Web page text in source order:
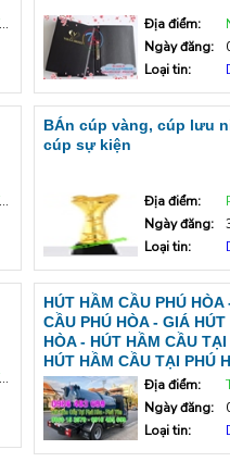
Địa điểm:
Ngày đăng:
Loại tin:
BÁn cúp vàng, cúp lưu
cúp sự kiện
Địa điểm:
Ngày đăng:
Loại tin:
HÚT HẦM CẦU PHÚ HÒA
CẦU PHÚ HÒA - GIÁ
HÒA - HÚT HẦM CẦU
HÚT HẦM CẦU TẠI PHÚ
Địa điểm:
Ngày đăng:
Loại tin: